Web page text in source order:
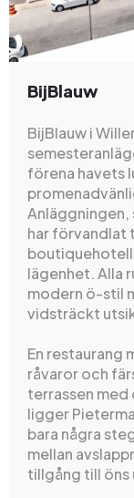
BijBlauw
BijBlauw i
förena havets
Anläggningen,
har förvandlat
boutiquehotell
lägenhet. Alla
modern ö-stil
vidsträckt
En restaurang
råvaror och
terrassen
ligger
bara några
mellan
tillgång till öns